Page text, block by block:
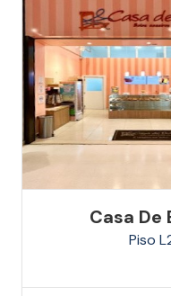
Casa De
Piso